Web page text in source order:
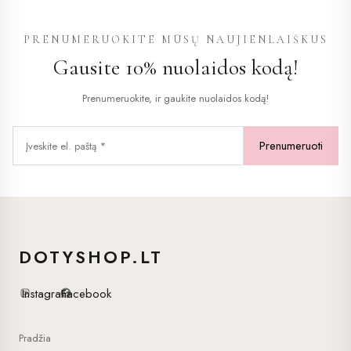
options
on
the
product
options
may
chosen
on
product
PRENUMERUOKITE MŪSŲ NAUJIENLAIŠKUS
Gausite 10% nuolaidos kodą!
Prenumeruokite, ir gaukite nuolaidos kodą!
DOTYSHOP.LT
InstagramFacebook
Pradžia